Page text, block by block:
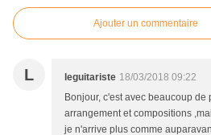
Ajouter un commentaire
L leguitariste 18/03/2018 09:22
Bonjour, c'est avec beaucoup
arrangement et compositions
je n'arrive plus comme